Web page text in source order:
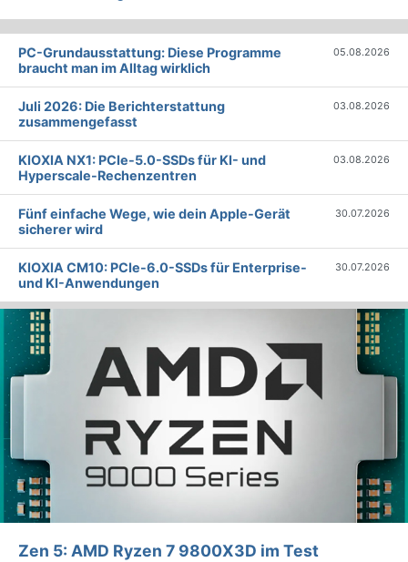
PC-Grundausstattung: Diese Programme
braucht man im Alltag wirklich
05.08.2026
Juli 2026: Die Bericht­erstattung
zusammengefasst
03.08.2026
KIOXIA NX1: PCIe-5.0-SSDs für KI- und
Hyperscale-Rechenzentren
03.08.2026
Fünf einfache Wege, wie dein Apple-Gerät
sicherer wird
30.07.2026
KIOXIA CM10: PCIe-6.0-SSDs für Enterprise-
und KI-Anwendungen
30.07.2026
Zen 5: AMD Ryzen 7 9800X3D im Test